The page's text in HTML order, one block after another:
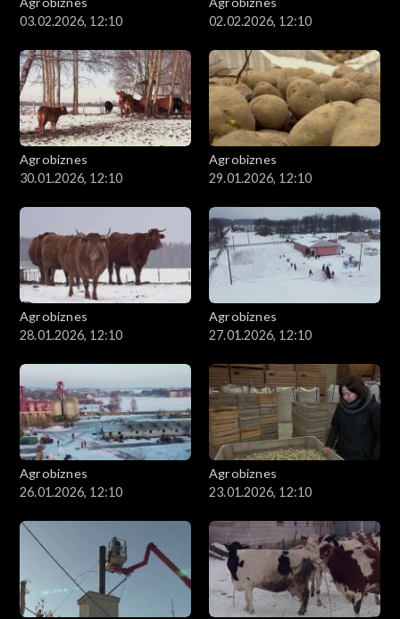
03.02.2026, 12:10
02.02.2026, 12:10
Agrobiznes
30.01.2026, 12:10
Agrobiznes
29.01.2026, 12:10
Agrobiznes
28.01.2026, 12:10
Agrobiznes
27.01.2026, 12:10
Agrobiznes
26.01.2026, 12:10
Agrobiznes
23.01.2026, 12:10